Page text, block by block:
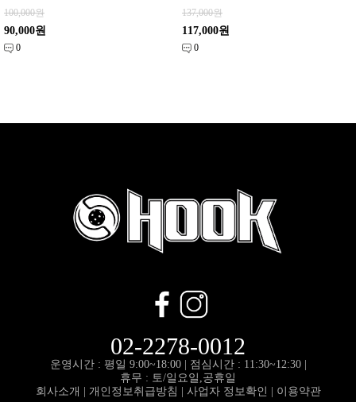
100,000원
90,000원
0
137,000원
117,000원
0
02-2278-0012
운영시간 : 평일 9:00~18:00 | 점심시간 : 11:30~12:30 |
휴무 : 토/일요일,공휴일
회사소개
개인정보취급방침 사업자 정보확인 이용약관